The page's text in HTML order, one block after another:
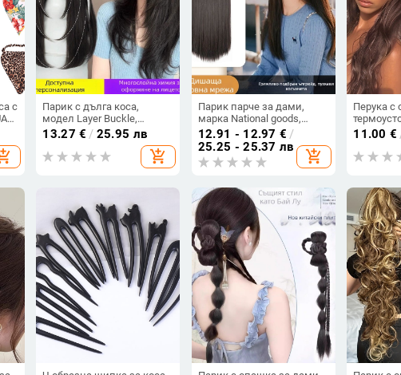
с
Парик с дълга коса,
модел Layer Buckle,
високотемпературна
нишка, естествен стил,
промяна на формата
13.27 € / 25.95 лв
add_shopping_cart
Парик парче за дами,
марка National goods,
модел HH11656, материал
на косата:
високотемпературна
нишка, тип коса: права
12.91 - 12.97 € /
25.25 - 25.37 лв
add_shopping_cart
Перука с
модел
silk
11.00 €